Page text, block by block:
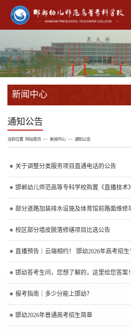
新闻中心
通知公告
当前位置 网站首页 >> 新闻中心 >> 通知公告
关于调整分类服务项目直通电话的公告
校区部分墙皮脱落修缮项目比选公告
邯幼答考生问，您想了解的，这里给您答案！
报考指南｜多少分能上邯幼？
邯幼2026年普通高考招生简章